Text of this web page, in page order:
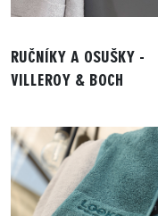
RUČNÍKY A OSUŠKY -
VILLEROY & BOCH